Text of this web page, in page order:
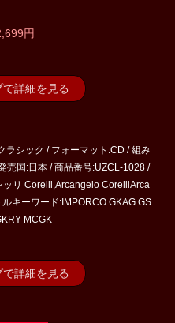
円
詳細を見る
ラシック / フォーマット:CD / 組み
売国:日本 / 商品番号:UZCL-1028 /
ッリ Corelli,Arcangelo CorelliArca
キーワード:IMPORCO GKAG GS
MCGK
詳細を見る